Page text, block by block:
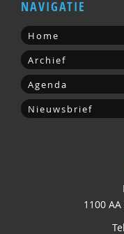
NAVIGATIE
Home
Archief
Agenda
Nieuwsbrief
1100